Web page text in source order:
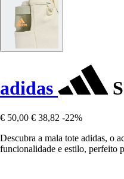
adidas
€ 50,00 € 38,82 -22%
Descubra a mala tote adidas, o
funcionalidade e estilo, perfeito